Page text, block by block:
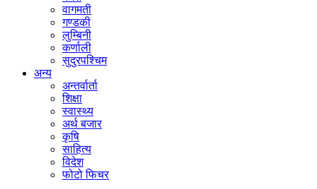
वागमती
गण्डकी
लुम्बिनी
कर्णाली
सुदुरपश्चिम
अन्य
अन्तर्वार्ता
शिक्षा
स्वास्थ्य
अर्थ बजार
कृषि
साहित्य
विदेश
फोटो फिचर